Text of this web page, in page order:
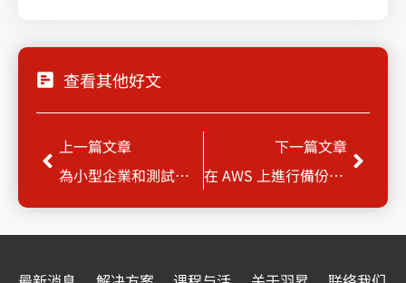
查看其他好文
Prev
上一篇文章
為小型企業和測試環境量身打造的備份解決方案
下一篇文章
在 AWS 上進行備份與還原：使用 Veeam 實現地到雲的解決方案
Next